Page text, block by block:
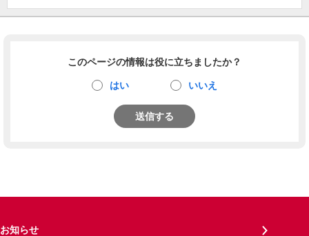
このページの情報は役に立ちましたか？
はい いいえ
送信する
お知らせ